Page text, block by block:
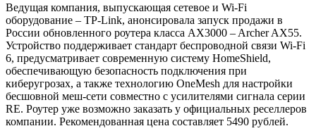
Ведущая компания, выпускающая сетевое и Wi-Fi
оборудование – TP-Link, анонсировала запуск продажи в
России обновленного роутера класса AX3000 – Archer AX55.
Устройство поддерживает стандарт беспроводной связи Wi-Fi
6, предусматривает современную систему HomeShield,
обеспечивающую безопасность подключения при
киберугрозах, а также технологию OneMesh для настройки
бесшовной меш-сети совместно с усилителями сигнала серии
RE. Роутер уже возможно заказать у официальных реселлеров
компании. Рекомендованная цена составляет 5490 рублей.